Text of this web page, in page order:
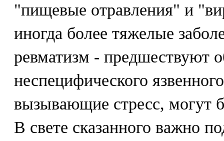
"пищевые отравления" и
иногда более тяжелые
ревматизм - предшествуют
неспецифического
вызывающие стресс, могут
В свете сказанного важно